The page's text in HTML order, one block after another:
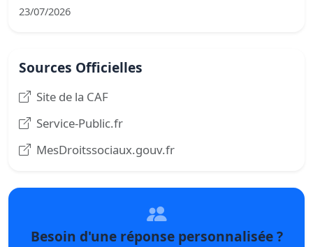
23/07/2026
Sources Officielles
Site de la CAF
Service-Public.fr
MesDroitssociaux.gouv.fr
Besoin d'une réponse personnalisée ?